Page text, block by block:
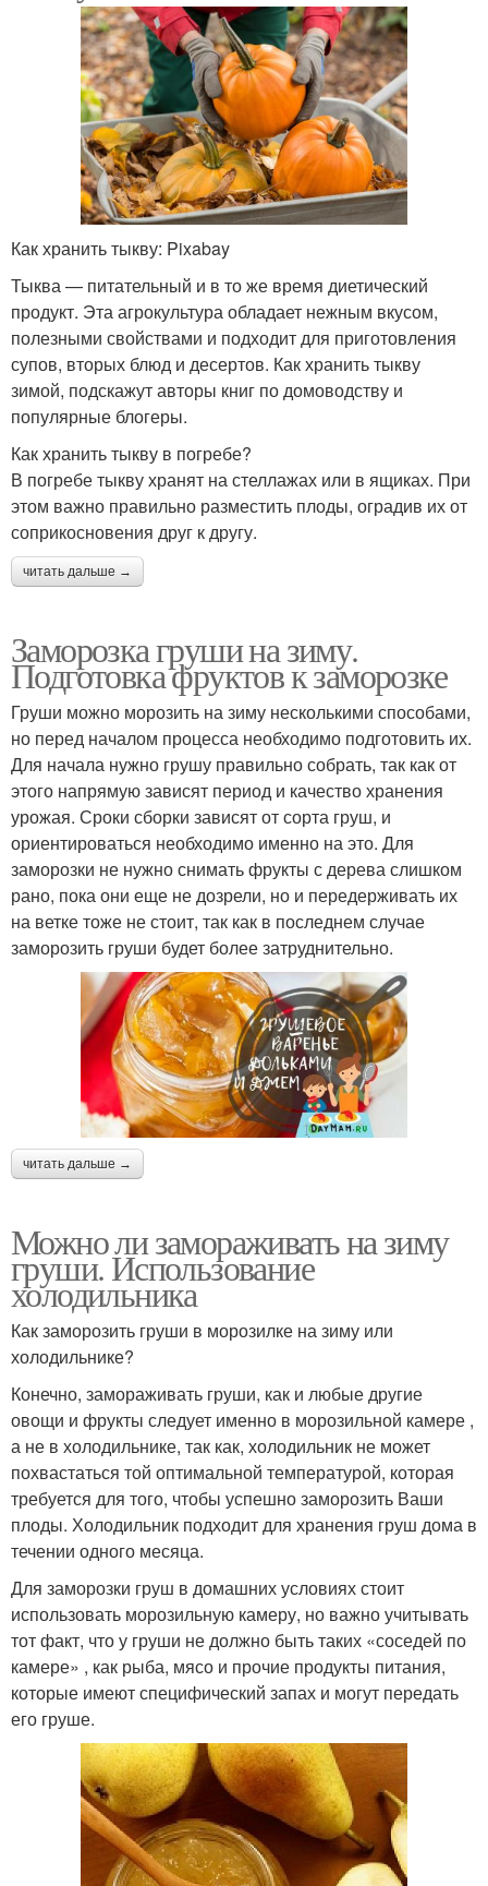
Как хранить тыкву: Pixabay
Тыква — питательный и в то же время диетический
продукт. Эта агрокультура обладает нежным вкусом,
полезными свойствами и подходит для приготовления
супов, вторых блюд и десертов. Как хранить тыкву
зимой, подскажут авторы книг по домоводству и
популярные блогеры.
Как хранить тыкву в погребе?
В погребе тыкву хранят на стеллажах или в ящиках. При
этом важно правильно разместить плоды, оградив их от
соприкосновения друг к другу.
читать дальше →
Заморозка груши на зиму.
Подготовка фруктов к заморозке
Груши можно морозить на зиму несколькими способами,
но перед началом процесса необходимо подготовить их.
Для начала нужно грушу правильно собрать, так как от
этого напрямую зависят период и качество хранения
урожая. Сроки сборки зависят от сорта груш, и
ориентироваться необходимо именно на это. Для
заморозки не нужно снимать фрукты с дерева слишком
рано, пока они еще не дозрели, но и передерживать их
на ветке тоже не стоит, так как в последнем случае
заморозить груши будет более затруднительно.
читать дальше →
Можно ли замораживать на зиму
груши. Использование
холодильника
Как заморозить груши в морозилке на зиму или
холодильнике?
Конечно, замораживать груши, как и любые другие
овощи и фрукты следует именно в морозильной камере ,
а не в холодильнике, так как, холодильник не может
похвастаться той оптимальной температурой, которая
требуется для того, чтобы успешно заморозить Ваши
плоды. Холодильник подходит для хранения груш дома в
течении одного месяца.
Для заморозки груш в домашних условиях стоит
использовать морозильную камеру, но важно учитывать
тот факт, что у груши не должно быть таких «соседей по
камере» , как рыба, мясо и прочие продукты питания,
которые имеют специфический запах и могут передать
его груше.